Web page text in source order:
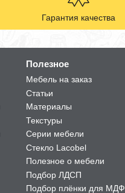
Гарантия качества
Полезное
Мебель на заказ
Статьи
Материалы
Текстуры
Серии мебели
Стекло Lacobel
Полезное о мебели
Подбор ЛДСП
Подбор плёнки для МДФ